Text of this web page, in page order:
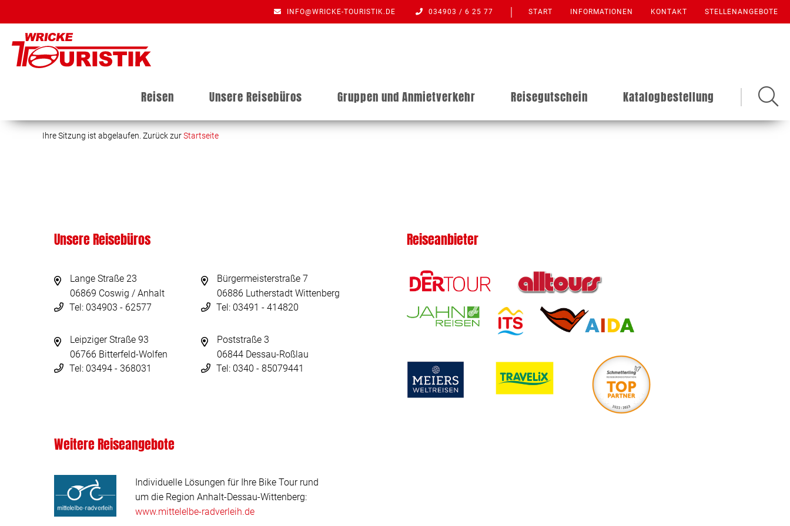
INFO@WRICKE-TOURISTIK.DE 034903 / 6 25 77 START INFORMATIONEN KONTAKT STELLENANGEBOTE
Reisen Unsere Reisebüros Gruppen und Anmietverkehr Reisegutschein Katalogbestellung
Ihre Sitzung ist abgelaufen. Zurück zurStartseite
Unsere Reisebüros
Lange Straße 23
06869 Coswig / Anhalt
Tel: 034903 - 62577
Bürgermeisterstraße 7
06886 Lutherstadt Wittenberg
Tel: 03491 - 414820
Leipziger Straße 93
06766 Bitterfeld-Wolfen
Tel: 03494 - 368031
Poststraße 3
06844 Dessau-Roßlau
Tel: 0340 - 85079441
Reiseanbieter
Weitere Reiseangebote
Individuelle Lösungen für Ihre Bike Tour rund
um die Region Anhalt-Dessau-Wittenberg:
www.mittelelbe-radverleih.de